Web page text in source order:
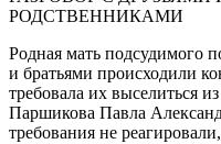
РОДСТВЕННИКАМИ
Родная мать подсудимого
и братьями происходили
требовала их выселиться
Паршикова Павла
требования не